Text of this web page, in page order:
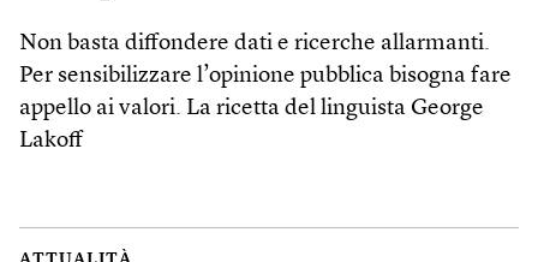
Non basta diffondere dati e ricerche allarmanti.
Per sensibilizzare l’opinione pubblica bisogna fare
appello ai valori. La ricetta del linguista George
Lakoff